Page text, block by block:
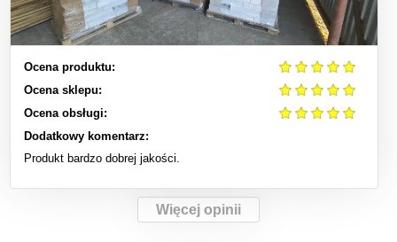
Ocena produktu:
Ocena sklepu:
Ocena obsługi:
Dodatkowy komentarz:
Produkt bardzo dobrej jakości.
Więcej opinii